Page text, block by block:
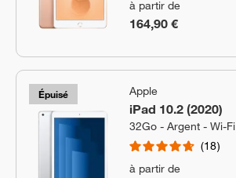
à partir de
164,90 €
Épuisé Apple
iPad 10.2 (2020)
32Go - Argent - Wi-Fi
18
à partir de